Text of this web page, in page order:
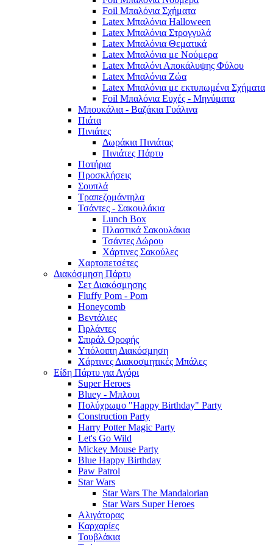
Foil Μπαλόνια Σχήματα
Latex Μπαλόνια Halloween
Latex Μπαλόνια Στρογγυλά
Latex Μπαλόνια Θεματικά
Latex Μπαλόνια με Νούμερα
Latex Μπαλόνι Αποκάλυψης Φύλου
Latex Μπαλόνια Ζώα
Latex Μπαλόνια με εκτυπωμένα Σχήματα
Foil Μπαλόνια Ευχές - Μηνύματα
Μπουκάλια - Βαζάκια Γυάλινα
Πιάτα
Πινιάτες
Δωράκια Πινιάτας
Πινιάτες Πάρτυ
Ποτήρια
Προσκλήσεις
Σουπλά
Τραπεζομάντηλα
Τσάντες - Σακουλάκια
Lunch Box
Πλαστικά Σακουλάκια
Τσάντες Δώρου
Χάρτινες Σακούλες
Χαρτοπετσέτες
Διακόσμηση Πάρτυ
Σετ Διακόσμησης
Fluffy Pom - Pom
Honeycomb
Βεντάλιες
Γιρλάντες
Σπιράλ Οροφής
Υπόλοιπη Διακόσμηση
Χάρτινες Διακοσμητικές Μπάλες
Είδη Πάρτυ για Αγόρι
Super Heroes
Bluey - Μπλουι
Πολύχρωμο "Happy Birthday" Party
Construction Party
Harry Potter Magic Party
Let's Go Wild
Mickey Mouse Party
Blue Happy Birthday
Paw Patrol
Star Wars
Star Wars The Mandalorian
Star Wars Super Heroes
Αλιγάτορας
Καρχαρίες
Τουβλάκια